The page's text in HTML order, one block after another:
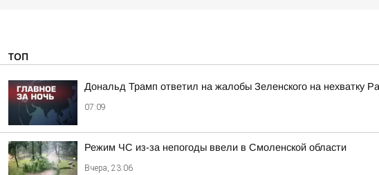
ТОП
Дональд Трамп ответил на жалобы Зеленского на нехватку
07:09
Режим ЧС из-за непогоды ввели в Смоленской области
Вчера, 23:06